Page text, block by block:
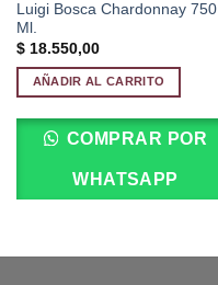
Luigi Bosca Chardonnay 750
Ml.
$18.550,00
AÑADIR AL CARRITO
COMPRAR POR
WHATSAPP